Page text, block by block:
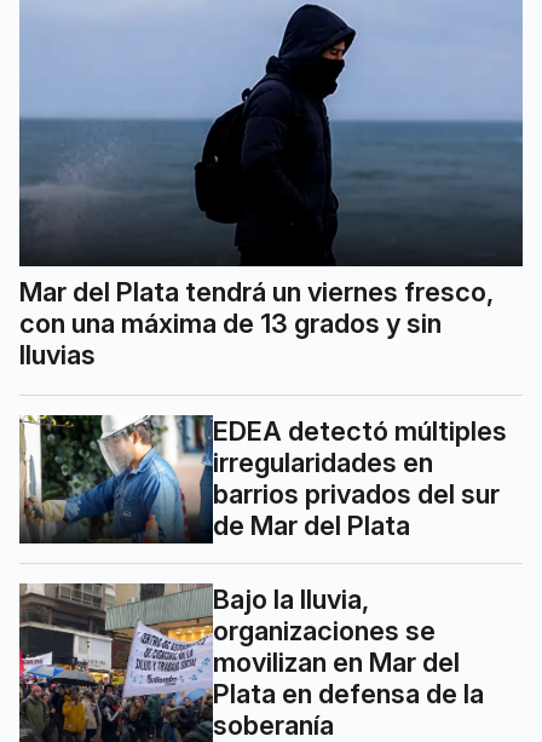
Mar del Plata tendrá un viernes fresco,
con una máxima de 13 grados y sin
lluvias
EDEA detectó múltiples
irregularidades en
barrios privados del sur
de Mar del Plata
Bajo la lluvia,
organizaciones se
movilizan en Mar del
Plata en defensa de la
soberanía